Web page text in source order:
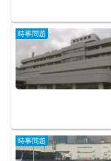
時事問題
時事問題